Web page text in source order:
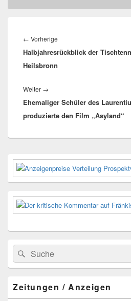
← Vorherige
Beitrag:
Halbjahresrückblick der
Heilsbronn
Weiter →
Beitrag:
Ehemaliger Schüler des
produzierte den Film „Asyland“
Primärer
Seitenleisten-
Widgetbereich
Suchen
nach:
Suchen
Zeitungen / Anzeigen